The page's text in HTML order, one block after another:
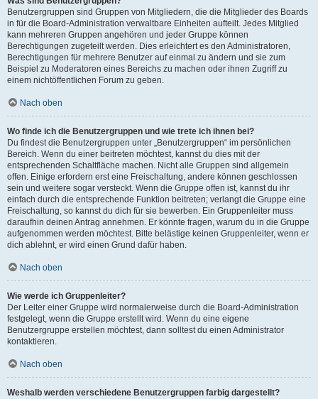
Benutzergruppen sind Gruppen von Mitgliedern, die die Mitglieder des Boards
in für die Board-Administration verwaltbare Einheiten aufteilt. Jedes Mitglied
kann mehreren Gruppen angehören und jeder Gruppe können
Berechtigungen zugeteilt werden. Dies erleichtert es den Administratoren,
Berechtigungen für mehrere Benutzer auf einmal zu ändern und sie zum
Beispiel zu Moderatoren eines Bereichs zu machen oder ihnen Zugriff zu
einem nichtöffentlichen Forum zu geben.
Nach oben
Wo finde ich die Benutzergruppen und wie trete ich ihnen bei?
Du findest die Benutzergruppen unter „Benutzergruppen“ im persönlichen
Bereich. Wenn du einer beitreten möchtest, kannst du dies mit der
entsprechenden Schaltfläche machen. Nicht alle Gruppen sind allgemein
offen. Einige erfordern erst eine Freischaltung, andere können geschlossen
sein und weitere sogar versteckt. Wenn die Gruppe offen ist, kannst du ihr
einfach durch die entsprechende Funktion beitreten; verlangt die Gruppe eine
Freischaltung, so kannst du dich für sie bewerben. Ein Gruppenleiter muss
daraufhin deinen Antrag annehmen. Er könnte fragen, warum du in die Gruppe
aufgenommen werden möchtest. Bitte belästige keinen Gruppenleiter, wenn er
dich ablehnt, er wird einen Grund dafür haben.
Nach oben
Wie werde ich Gruppenleiter?
Der Leiter einer Gruppe wird normalerweise durch die Board-Administration
festgelegt, wenn die Gruppe erstellt wird. Wenn du eine eigene
Benutzergruppe erstellen möchtest, dann solltest du einen Administrator
kontaktieren.
Nach oben
Weshalb werden verschiedene Benutzergruppen farbig dargestellt?